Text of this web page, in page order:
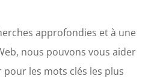
approfondies et à une
nous pouvons vous aider
pour les mots clés les plus